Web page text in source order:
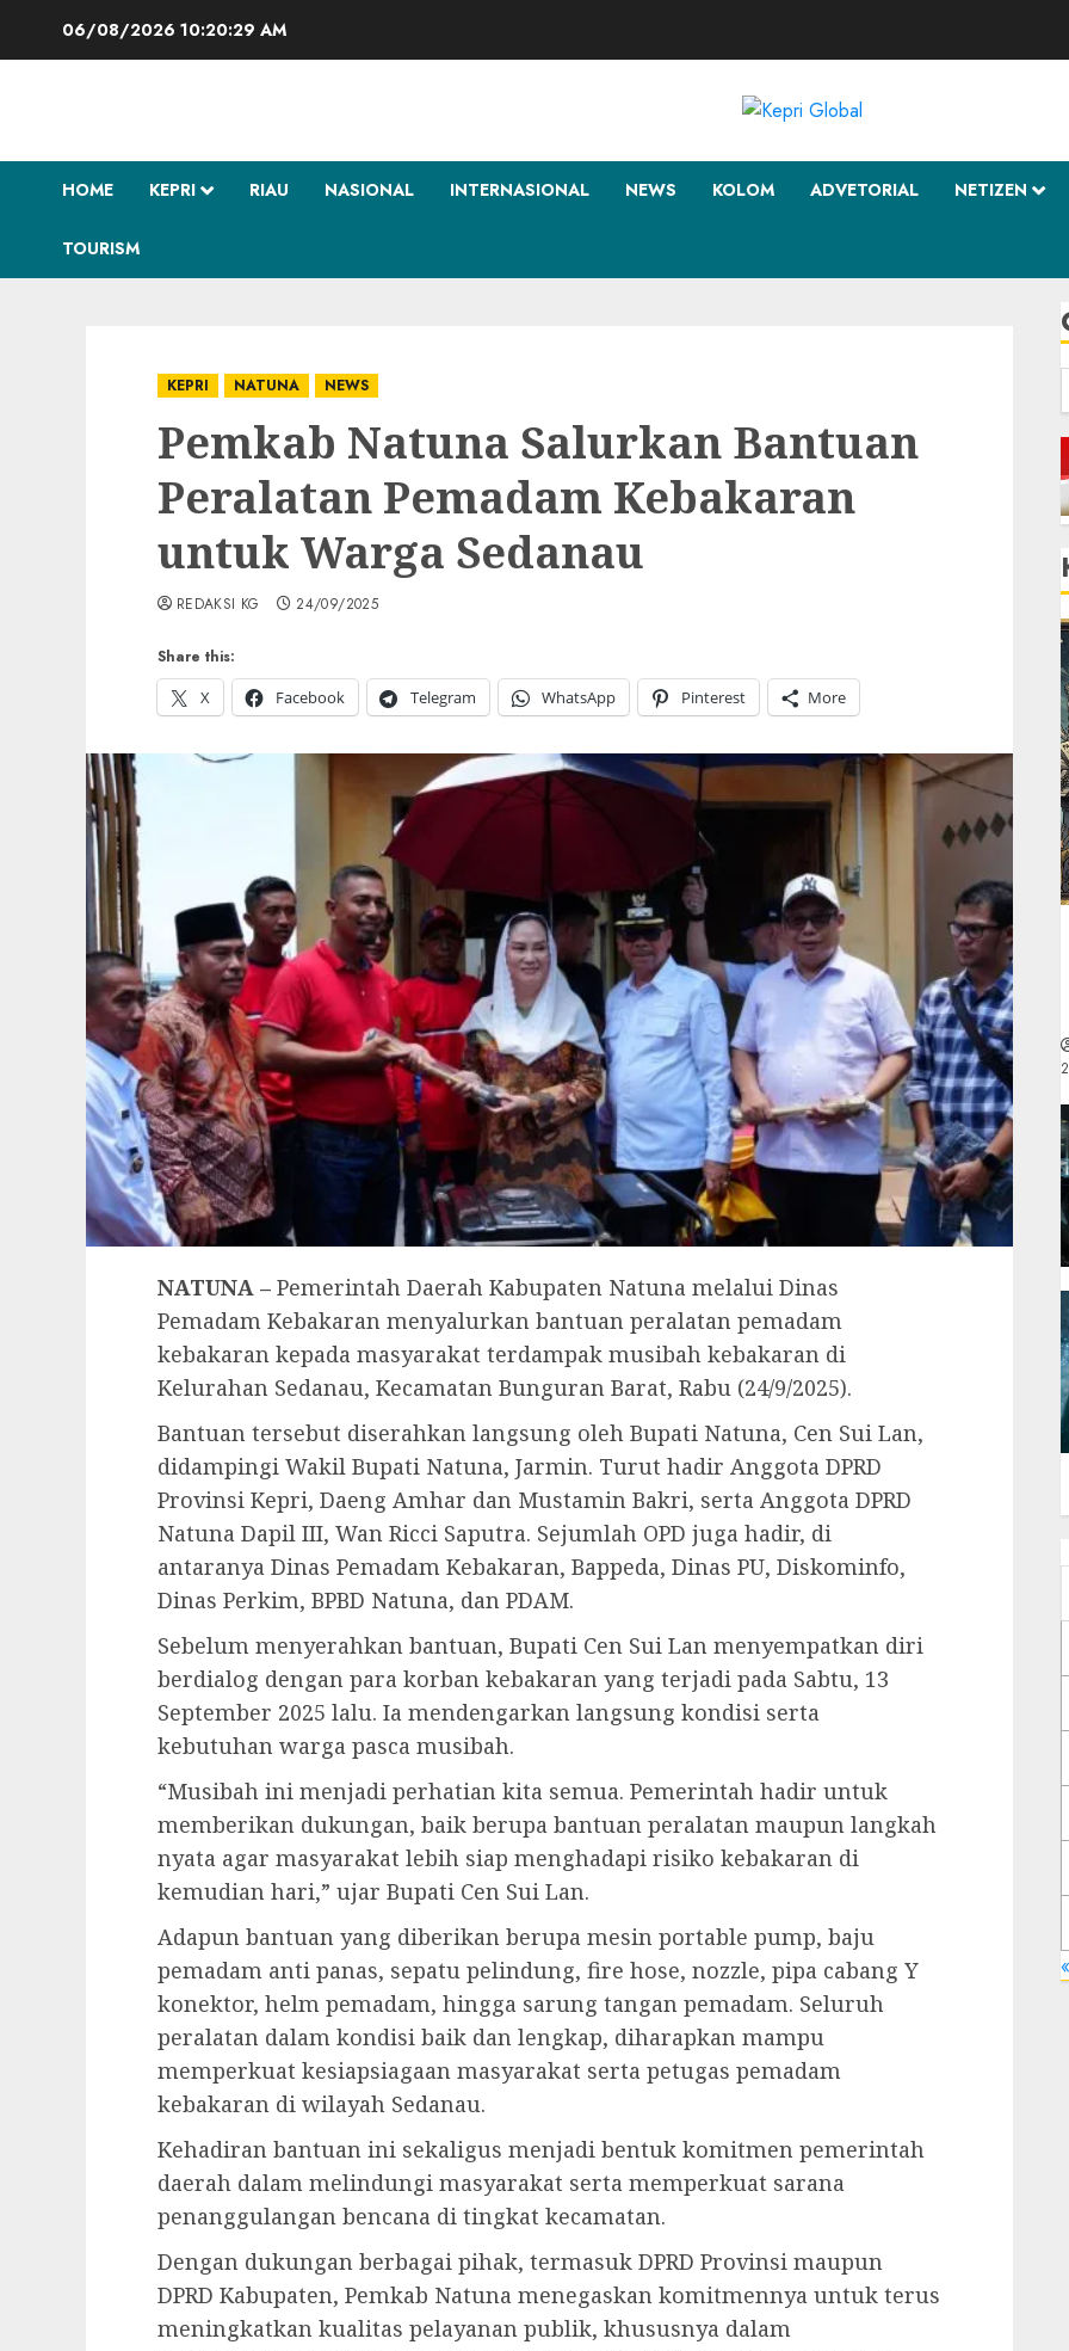
06/08/2026 10:20:30 AM
HOME KEPRI RIAU NASIONAL INTERNASIONAL NEWS KOLOM ADVETORIAL NETIZEN
TOURISM
KEPRI NATUNA NEWS
Pemkab Natuna Salurkan Bantuan
Peralatan Pemadam Kebakaran
untuk Warga Sedanau
Share this:
X
Facebook Telegram WhatsApp Pinterest More
REDAKSI KG 24/09/2025
NATUNA – Pemerintah Daerah Kabupaten Natuna melalui Dinas
Pemadam Kebakaran menyalurkan bantuan peralatan pemadam
kebakaran kepada masyarakat terdampak musibah kebakaran di
Kelurahan Sedanau, Kecamatan Bunguran Barat, Rabu (24/9/2025).
Bantuan tersebut diserahkan langsung oleh Bupati Natuna, Cen Sui Lan,
didampingi Wakil Bupati Natuna, Jarmin. Turut hadir Anggota DPRD
Provinsi Kepri, Daeng Amhar dan Mustamin Bakri, serta Anggota DPRD
Natuna Dapil III, Wan Ricci Saputra. Sejumlah OPD juga hadir, di
antaranya Dinas Pemadam Kebakaran, Bappeda, Dinas PU, Diskominfo,
Dinas Perkim, BPBD Natuna, dan PDAM.
Sebelum menyerahkan bantuan, Bupati Cen Sui Lan menyempatkan diri
berdialog dengan para korban kebakaran yang terjadi pada Sabtu, 13
September 2025 lalu. Ia mendengarkan langsung kondisi serta
kebutuhan warga pasca musibah.
“Musibah ini menjadi perhatian kita semua. Pemerintah hadir untuk
memberikan dukungan, baik berupa bantuan peralatan maupun langkah
nyata agar masyarakat lebih siap menghadapi risiko kebakaran di
kemudian hari,” ujar Bupati Cen Sui Lan.
Adapun bantuan yang diberikan berupa mesin portable pump, baju
pemadam anti panas, sepatu pelindung, fire hose, nozzle, pipa cabang Y
konektor, helm pemadam, hingga sarung tangan pemadam. Seluruh
peralatan dalam kondisi baik dan lengkap, diharapkan mampu
memperkuat kesiapsiagaan masyarakat serta petugas pemadam
kebakaran di wilayah Sedanau.
Kehadiran bantuan ini sekaligus menjadi bentuk komitmen pemerintah
daerah dalam melindungi masyarakat serta memperkuat sarana
penanggulangan bencana di tingkat kecamatan.
Dengan dukungan berbagai pihak, termasuk DPRD Provinsi maupun
DPRD Kabupaten, Pemkab Natuna menegaskan komitmennya untuk terus
meningkatkan kualitas pelayanan publik, khususnya dalam